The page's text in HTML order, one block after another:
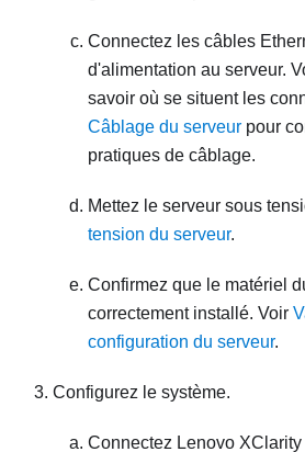
Connectez les câbles
d'alimentation au serveur.
savoir où se situent les
Câblage du serveur pour
pratiques de câblage.
Mettez le serveur sous
tension du serveur.
Confirmez que le matériel
correctement installé. Voir
configuration du serveur.
Configurez le système.
Connectez Lenovo